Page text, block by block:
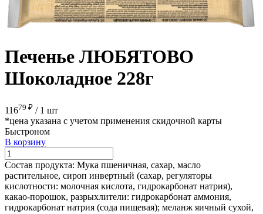
Печенье ЛЮБЯТОВО
Шоколадное 228г
11679 ₽ / 1 шт
*цена указана с учетом применения скидочной карты
Быстроном
В корзину
Состав продукта: Мука пшеничная, сахар, масло
растительное, сироп инвертный (сахар, регуляторы
кислотности: молочная кислота, гидрокарбонат натрия),
какао-порошок, разрыхлители: гидрокарбонат аммония,
гидрокарбонат натрия (сода пищевая); меланж яичный сухой,